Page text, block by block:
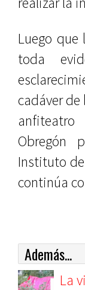
Luego que
toda
cadáver
Obregón
Instituto
continúa
Además...
La